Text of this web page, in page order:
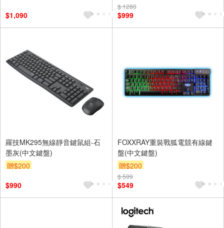
$1,090
$ 1280
$999
羅技MK295無線靜音鍵鼠組-石
墨灰(中文鍵盤)
贈$200
$990
FOXXRAY重裝戰狐電競有線鍵
盤(中文鍵盤)
贈$200
$ 599
$549